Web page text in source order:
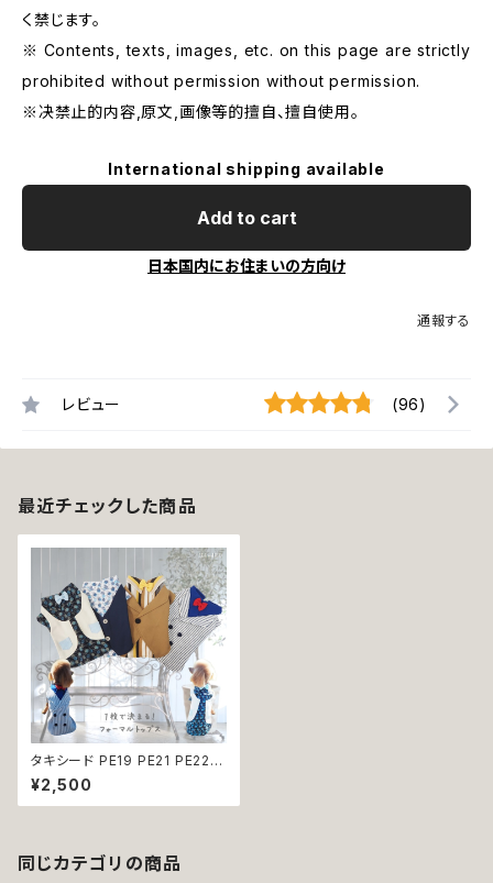
く禁じます。
※ Contents, texts, images, etc. on this page are strictly
prohibited without permission without permission.
※决禁止的内容,原文,画像等的擅自、擅自使用。
International shipping available
Add to cart
日本国内にお住まいの方向け
通報する
レビュー (96)
最近チェックした商品
タキシード PE19 PE21 PE22 P
E23 トップス ベスト風 スーツ フ
ォーマル ブルー ベージュ ブル
ーシルバー レッド ブラック 蝶ネ
服 犬の服 猫の服 おしゃれ かっ
こいい クール シャツ
¥2,500
同じカテゴリの商品